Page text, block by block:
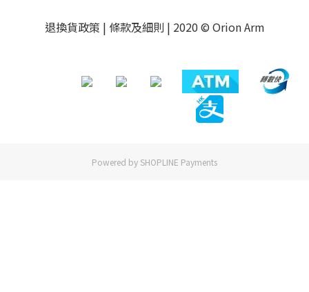
退換貨政策 | 條款及細則 | 2020 © Orion Arm
Powered by SHOPLINE Payments